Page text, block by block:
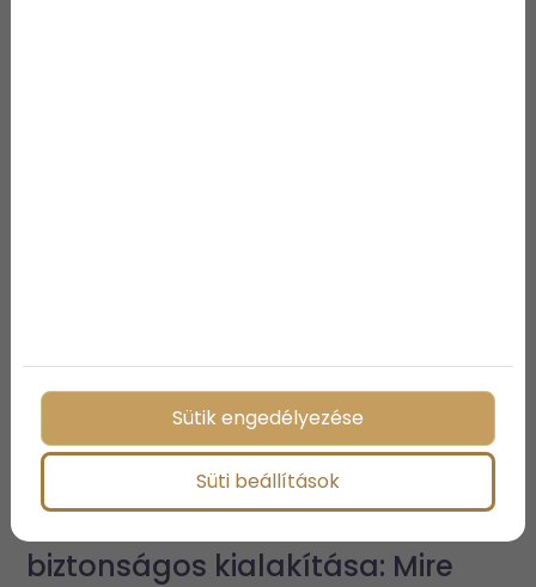
Kisgyermekes otthonok
biztonságos kialakítása: Mire
Sütik engedélyezése
Süti beállítások